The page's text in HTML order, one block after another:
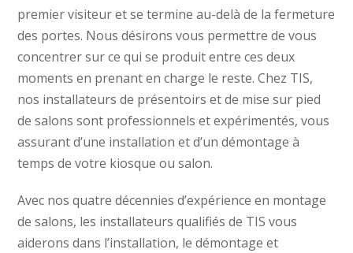
premier visiteur et se termine au-delà de la fermeture
des portes. Nous désirons vous permettre de vous
concentrer sur ce qui se produit entre ces deux
moments en prenant en charge le reste. Chez TIS,
nos installateurs de présentoirs et de mise sur pied
de salons sont professionnels et expérimentés, vous
assurant d’une installation et d’un démontage à
temps de votre kiosque ou salon.
Avec nos quatre décennies d’expérience en montage
de salons, les installateurs qualifiés de TIS vous
aiderons dans l’installation, le démontage et